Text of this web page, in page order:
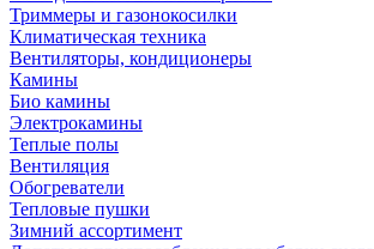
Триммеры и газонокосилки
Климатическая техника
Вентиляторы, кондиционеры
Камины
Био камины
Электрокамины
Теплые полы
Вентиляция
Обогреватели
Тепловые пушки
Зимний ассортимент